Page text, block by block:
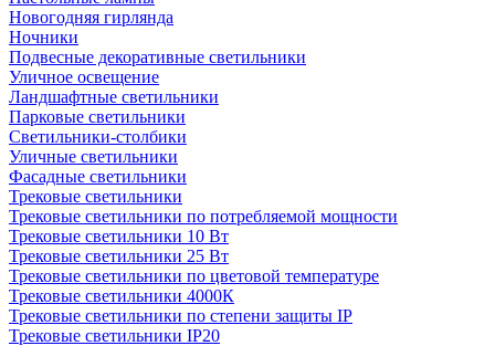
Новогодняя гирлянда
Ночники
Подвесные декоративные светильники
Уличное освещение
Ландшафтные светильники
Парковые светильники
Светильники-столбики
Уличные светильники
Фасадные светильники
Трековые светильники
Трековые светильники по потребляемой мощности
Трековые светильники 10 Вт
Трековые светильники 25 Вт
Трековые светильники по цветовой температуре
Трековые светильники 4000К
Трековые светильники по степени защиты IP
Трековые светильники IP20